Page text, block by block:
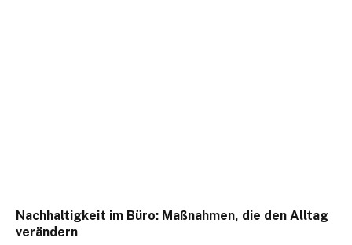
Nachhaltigkeit im Büro: Maßnahmen, die den Alltag
verändern